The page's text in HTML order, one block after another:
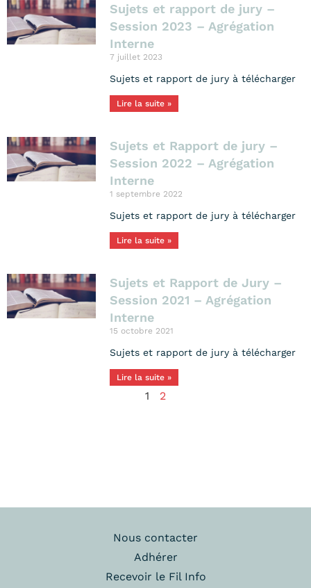
Sujets et rapport de jury –
Session 2023 – Agrégation
Interne
7 juillet 2023
Sujets et rapport de jury à télécharger
Lire la suite »
Sujets et Rapport de jury –
Session 2022 – Agrégation
Interne
1 septembre 2022
Sujets et rapport de jury à télécharger
Lire la suite »
Sujets et Rapport de Jury –
Session 2021 – Agrégation
Interne
15 octobre 2021
Sujets et rapport de jury à télécharger
Lire la suite »
1 2
Nous contacter
Adhérer
Recevoir le Fil Info